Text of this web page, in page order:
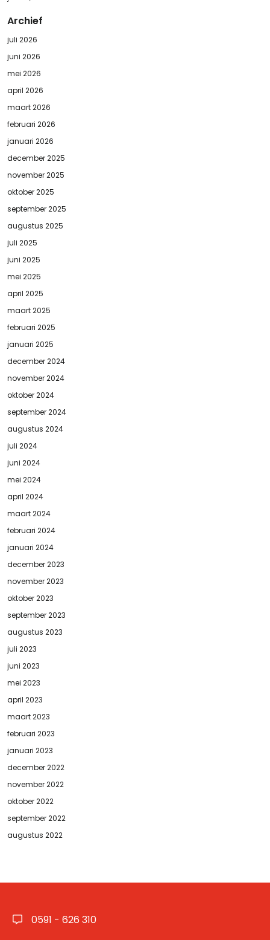
Archief
juli 2026
juni 2026
mei 2026
april 2026
maart 2026
februari 2026
januari 2026
december 2025
november 2025
oktober 2025
september 2025
augustus 2025
juli 2025
juni 2025
mei 2025
april 2025
maart 2025
februari 2025
januari 2025
december 2024
november 2024
oktober 2024
september 2024
augustus 2024
juli 2024
juni 2024
mei 2024
april 2024
maart 2024
februari 2024
januari 2024
december 2023
november 2023
oktober 2023
september 2023
augustus 2023
juli 2023
juni 2023
mei 2023
april 2023
maart 2023
februari 2023
januari 2023
december 2022
november 2022
oktober 2022
september 2022
augustus 2022
0591 - 626 310